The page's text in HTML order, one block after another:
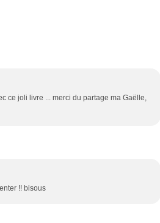
ce joli livre ... merci du partage ma Gaëlle,
!! bisous